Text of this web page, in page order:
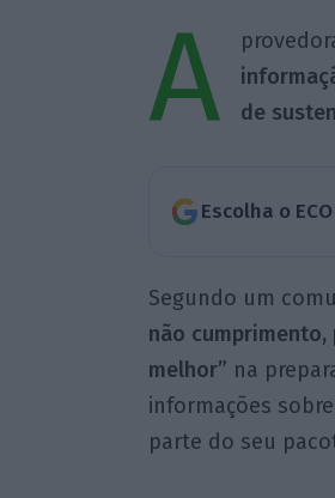
A
de
Escolha o
Segundo um
não
melhor” na
informações
parte do seu